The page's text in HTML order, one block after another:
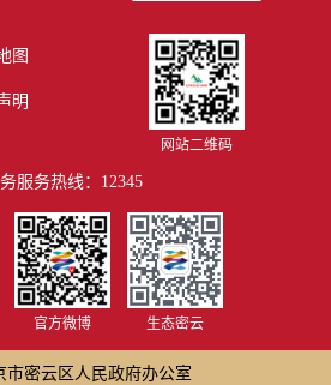
图
明
网站二维码
服务热线：12345
官方微博 生态密云
市密云区人民政府办公室